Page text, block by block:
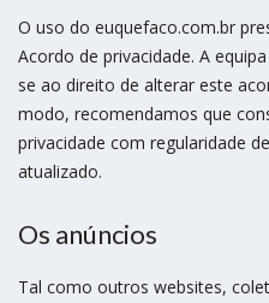
O uso do euquefaco.com.br
Acordo de privacidade. A
se ao direito de alterar este
modo, recomendamos que
privacidade com regularidade
atualizado.
Os anúncios
Tal como outros websites,